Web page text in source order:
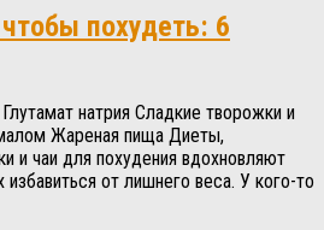
похудеть: 6
натрия Сладкие творожки и
Жареная пища Диеты,
и чаи для похудения вдохновляют
от лишнего веса. У кого-то